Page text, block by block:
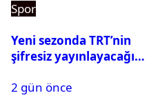
Spor
Yeni sezonda TRT’nin
şifresiz yayınlayacağı
2 gün önce